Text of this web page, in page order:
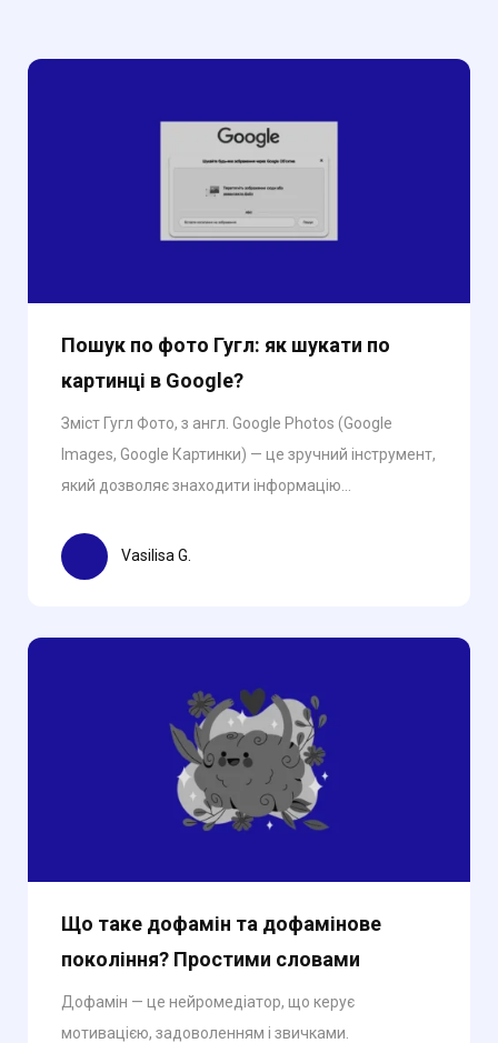
Пошук по фото Гугл: як шукати по
картинці в Google?
Зміст Гугл Фото, з англ. Google Photos (Google
Images, Google Картинки) — це зручний інструмент,
який дозволяє знаходити інформацію...
Vasilisa G.
Що таке дофамін та дофамінове
покоління? Простими словами
Дофамін — це нейромедіатор, що керує
мотивацією, задоволенням і звичками.